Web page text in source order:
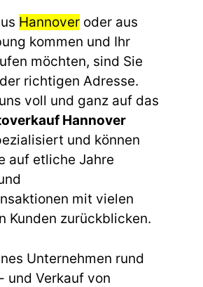
Hannover oder aus
kommen und Ihr
möchten, sind Sie
richtigen Adresse.
voll und ganz auf das
Hannover
und können
auf etliche Jahre
mit vielen
Kunden zurückblicken.
Unternehmen rund
und Verkauf von